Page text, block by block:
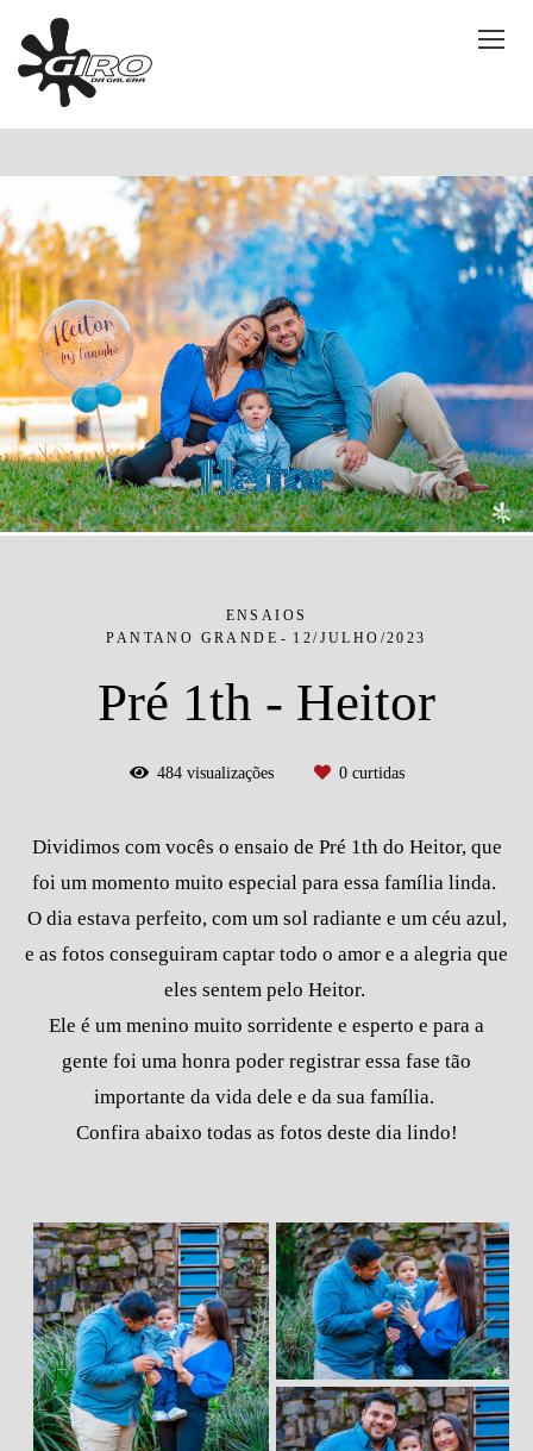
ENSAIOS
PANTANO GRANDE
12/JULHO/2023
Pré 1th - Heitor
484visualizações 0curtidas
Dividimos com vocês o ensaio de Pré 1th do Heitor, que
foi um momento muito especial para essa família linda.
O dia estava perfeito, com um sol radiante e um céu azul,
e as fotos conseguiram captar todo o amor e a alegria que
eles sentem pelo Heitor.
Ele é um menino muito sorridente e esperto e para a
gente foi uma honra poder registrar essa fase tão
importante da vida dele e da sua família.
Confira abaixo todas as fotos deste dia lindo!